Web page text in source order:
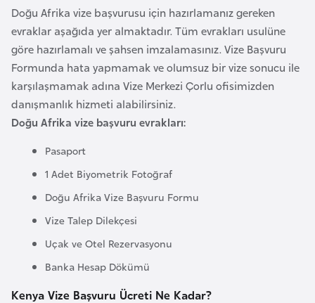
Doğu Afrika vize başvurusu için hazırlamanız gereken
evraklar aşağıda yer almaktadır. Tüm evrakları usulüne
göre hazırlamalı ve şahsen imzalamasınız. Vize Başvuru
Formunda hata yapmamak ve olumsuz bir vize sonucu ile
karşılaşmamak adına Vize Merkezi Çorlu ofisimizden
danışmanlık hizmeti alabilirsiniz.
Doğu Afrika vize başvuru evrakları:
Pasaport
1 Adet Biyometrik Fotoğraf
Doğu Afrika Vize Başvuru Formu
Vize Talep Dilekçesi
Uçak ve Otel Rezervasyonu
Banka Hesap Dökümü
Kenya Vize Başvuru Ücreti Ne Kadar?
n
i
m
a
r
k
a
m